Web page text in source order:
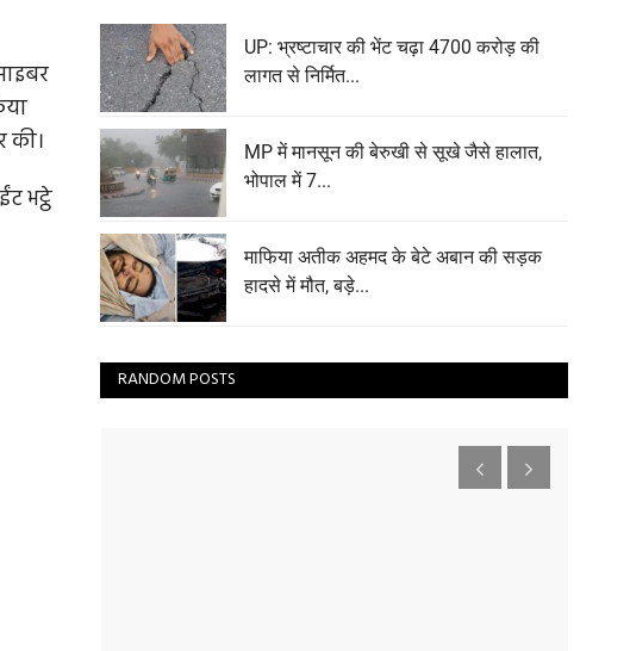
की।
भट्ठे
UP: भ्रष्टाचार की भेंट चढ़ा 4700 करोड़ की
लागत से निर्मित...
MP में मानसून की बेरुखी से सूखे जैसे हालात,
भोपाल में 7...
माफिया अतीक अहमद के बेटे अबान की सड़क
हादसे में मौत, बड़े...
RANDOM POSTS